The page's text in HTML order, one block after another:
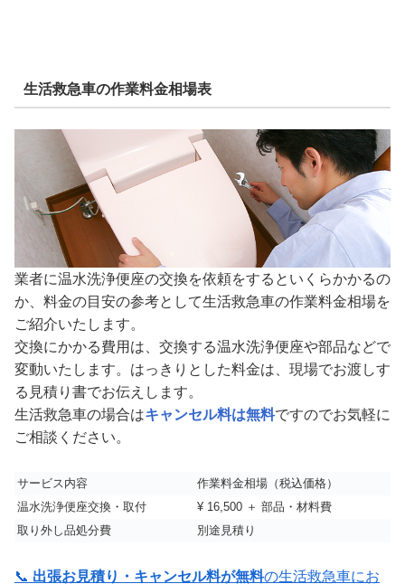
生活救急車の作業料金相場表
業者に温水洗浄便座の交換を依頼をするといくらかかるの
か、料金の目安の参考として生活救急車の作業料金相場を
ご紹介いたします。
交換にかかる費用は、交換する温水洗浄便座や部品などで
変動いたします。はっきりとした料金は、現場でお渡しす
る見積り書でお伝えします。
生活救急車の場合はキャンセル料は無料ですのでお気軽に
ご相談ください。
サービス内容
作業料金相場（税込価格）
温水洗浄便座交換・取付
¥ 16,500 ＋ 部品・材料費
取り外し品処分費
別途見積り
📞 出張お見積り・キャンセル料が無料の生活救急車にお